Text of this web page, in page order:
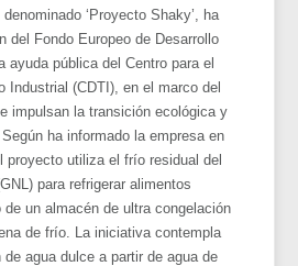
‘Proyecto Shaky’, ha
del Fondo Europeo de Desarrollo
ayuda pública del Centro para el
Industrial (CDTI), en el marco del
impulsan la transición ecológica y
Según ha informado la empresa en
proyecto utiliza el frío residual del
para refrigerar alimentos
de un almacén de ultra congelación
de frío. La iniciativa contempla
agua dulce a partir de agua de